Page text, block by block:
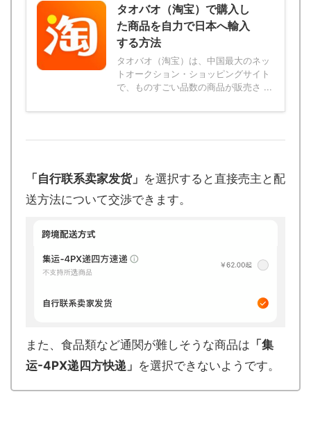
タオバオ（淘宝）で購入し
た商品を自力で日本へ輸入
する方法
タオバオ（淘宝）は、中国最大のネッ
トオークション・ショッピングサイト
で、ものすごい品数の商品が販売さ ...
「自行联系卖家发货」 を選択すると直接売主と配
送方法について交渉できます。
また、食品類など通関が難しそうな商品は 「集
运-4PX递四方快递」 を選択できないようです。